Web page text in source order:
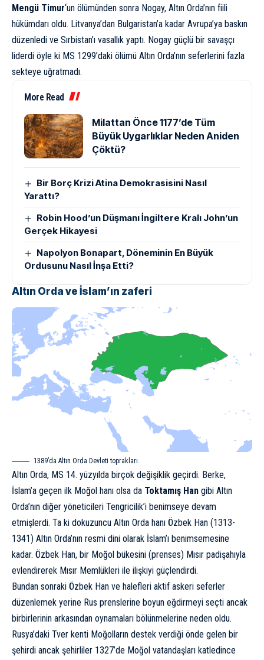
Mengü Timur‘un ölümünden sonra Nogay, Altın Orda’nın fiili
hükümdarı oldu. Litvanya’dan Bulgaristan’a kadar Avrupa’ya baskın
düzenledi ve Sırbistan’ı vasallık yaptı. Nogay güçlü bir savaşçı
liderdi öyle ki MS 1299’daki ölümü Altın Orda’nın seferlerini fazla
sekteye uğratmadı.
More Read
Milattan Önce 1177’de Tüm
Büyük Uygarlıklar Neden Aniden
Çöktü?
Bir Borç Krizi Atina Demokrasisini Nasıl
Yarattı?
Robin Hood’un Düşmanı İngiltere Kralı John’un
Gerçek Hikayesi
Napolyon Bonapart, Döneminin En Büyük
Ordusunu Nasıl İnşa Etti?
Altın Orda ve İslam’ın zaferi
1389’da Altın Orda Devleti toprakları.
Altın Orda, MS 14. yüzyılda birçok değişiklik geçirdi. Berke,
İslam’a geçen ilk Moğol hanı olsa da Toktamış Han gibi Altın
Orda’nın diğer yöneticileri Tengricilik’i benimseye devam
etmişlerdi. Ta ki dokuzuncu Altın Orda hanı Özbek Han (1313-
1341) Altın Orda’nın resmi dini olarak İslam’ı benimsemesine
kadar. Özbek Han, bir Moğol bükesini (prenses) Mısır padişahıyla
evlendirerek Mısır Memlükleri ile ilişkiyi güçlendirdi.
Bundan sonraki Özbek Han ve halefleri aktif askeri seferler
düzenlemek yerine Rus prenslerine boyun eğdirmeyi seçti ancak
birbirlerinin arkasından oynamaları bölünmelerine neden oldu.
Rusya’daki Tver kenti Moğolların destek verdiği önde gelen bir
şehirdi ancak şehirliler 1327’de Moğol vatandaşları katledince